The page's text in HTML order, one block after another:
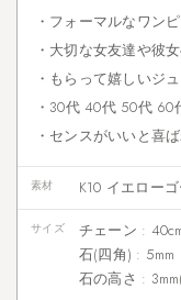
・フォーマルなワン
・大切な女友達や彼
・もらって嬉しいジ
・30代 40代 50代
・センスがいいと喜
素材 K10 イエロー
サイズ
チェーン :
石(四角) : 5mm
石の高さ :